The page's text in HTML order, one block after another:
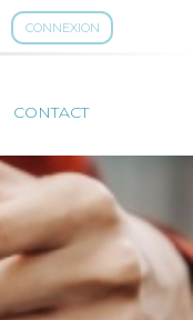
CONNEXION
CONTACT